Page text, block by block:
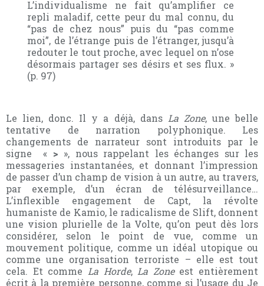
L’individualisme ne fait qu’amplifier ce
repli maladif, cette peur du mal connu, du
“pas de chez nous” puis du “pas comme
moi”, de l’étrange puis de l’étranger, jusqu’à
redouter le tout proche, avec lequel on n’ose
désormais partager ses désirs et ses flux. »
(p. 97)
Le lien, donc. Il y a déjà, dans La Zone, une belle
tentative de narration polyphonique. Les
changements de narrateur sont introduits par le
signe « > », nous rappelant les échanges sur les
messageries instantanées, et donnant l’impression
de passer d’un champ de vision à un autre, au travers,
par exemple, d’un écran de télésurveillance…
L’inflexible engagement de Capt, la révolte
humaniste de Kamio, le radicalisme de Slift, donnent
une vision plurielle de la Volte, qu’on peut dès lors
considérer, selon le point de vue, comme un
mouvement politique, comme un idéal utopique ou
comme une organisation terroriste – elle est tout
cela. Et comme La Horde, La Zoneest entièrement
écrit à la première personne, comme si l’usage du Je